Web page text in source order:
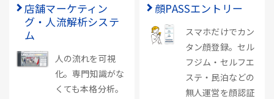
店舗マーケティン
グ・人流解析システ
ム
人の流れを可視
化。専門知識がな
くても本格分析。
顔PASSエントリー
スマホだけでカン
タン顔登録。セル
フジム・セルフエ
ステ・民泊などの
無人運営を顔認証